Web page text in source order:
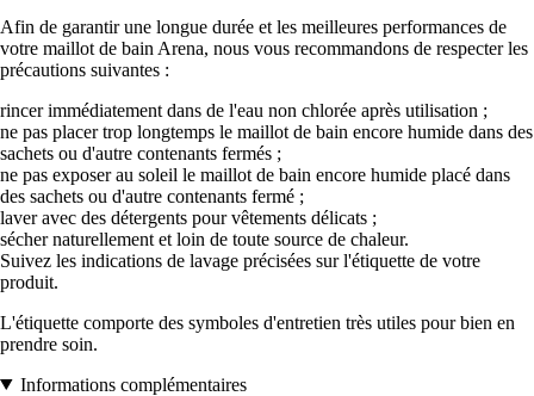
Afin de garantir une longue durée et les meilleures performances de
votre maillot de bain Arena, nous vous recommandons de respecter les
précautions suivantes :
rincer immédiatement dans de l'eau non chlorée après utilisation ;
ne pas placer trop longtemps le maillot de bain encore humide dans des
sachets ou d'autre contenants fermés ;
ne pas exposer au soleil le maillot de bain encore humide placé dans
des sachets ou d'autre contenants fermé ;
laver avec des détergents pour vêtements délicats ;
sécher naturellement et loin de toute source de chaleur.
Suivez les indications de lavage précisées sur l'étiquette de votre
produit.
L'étiquette comporte des symboles d'entretien très utiles pour bien en
prendre soin.
Informations complémentaires